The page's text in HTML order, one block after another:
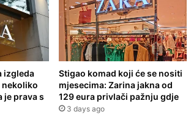
izgleda
nekoliko
je prava s
Stigao komad koji će se nositi
mjesecima: Zarina jakna od
129 eura privlači pažnju gdje
3 days ago